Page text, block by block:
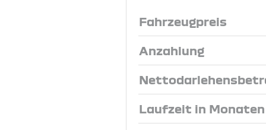
Fahrzeugpreis
Anzahlung
Laufzeit in Monaten